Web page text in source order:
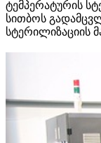
ტემპერატურის
სითბოს
სტერილიზაციის